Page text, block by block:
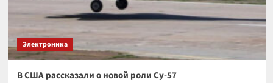
Электроника
В США рассказали о новой роли Су-57